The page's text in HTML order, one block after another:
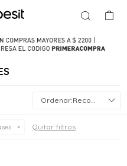
Recomendados
Quitar filtros